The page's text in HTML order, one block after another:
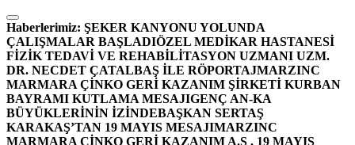
İçeriğe
atla
Haberlerimiz: ŞEKER KANYONU YOLUNDA
ÇALIŞMALAR BAŞLADIÖZEL MEDİKAR HASTANESİ
FİZİK TEDAVİ VE REHABİLİTASYON UZMANI UZM.
DR. NECDET ÇATALBAŞ İLE RÖPORTAJMARZINC
MARMARA ÇİNKO GERİ KAZANIM ŞİRKETİ KURBAN
BAYRAMI KUTLAMA MESAJIGENÇ AN-KA
BÜYÜKLERİNİN İZİNDEBAŞKAN SERTAŞ
KARAKAŞ’TAN 19 MAYIS MESAJIMARZINC
MARMARA ÇİNKO GERİ KAZANIM A.Ş , 19 MAYIS